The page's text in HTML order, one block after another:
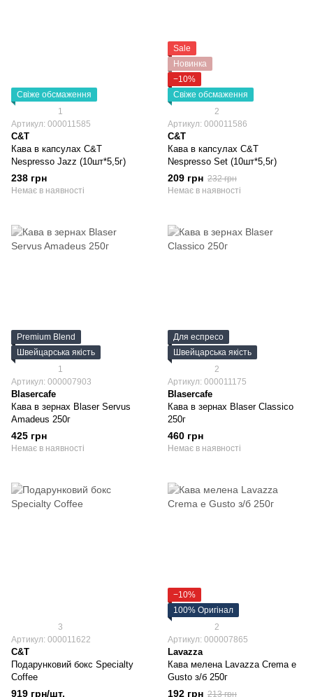
Свіже обсмаження
1
Артикул: 000011585
C&T
Кава в капсулах C&T
Nespresso Jazz (10шт*5,5г)
238 грн
Немає в наявності
Sale
Новинка
−10%
Свіже обсмаження
2
Артикул: 000011586
C&T
Кава в капсулах C&T
Nespresso Set (10шт*5,5г)
209 грн 232 грн
Немає в наявності
Premium Blend
Швейцарська якість
1
Артикул: 000007903
Blasercafe
Кава в зернах Blaser Servus
Amadeus 250г
425 грн
Немає в наявності
Для еспресо
Швейцарська якість
2
Артикул: 000011175
Blasercafe
Кава в зернах Blaser Classico
250г
460 грн
Немає в наявності
3
Артикул: 000011622
C&T
Подарунковий бокс Specialty
Coffee
919 грн/шт.
−10%
100% Оригінал
2
Артикул: 000007865
Lavazza
Кава мелена Lavazza Crema e
Gusto з/б 250г
192 грн 213 грн